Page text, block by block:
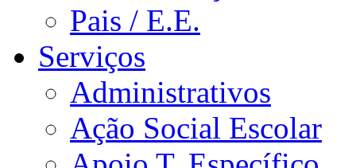
Pais / E.E.
Serviços
Administrativos
Ação Social Escolar